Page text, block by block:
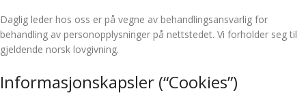
Daglig leder hos oss er på vegne av behandlingsansvarlig for
behandling av personopplysninger på nettstedet. Vi forholder seg til
gjeldende norsk lovgivning.
Informasjonskapsler (“Cookies”)